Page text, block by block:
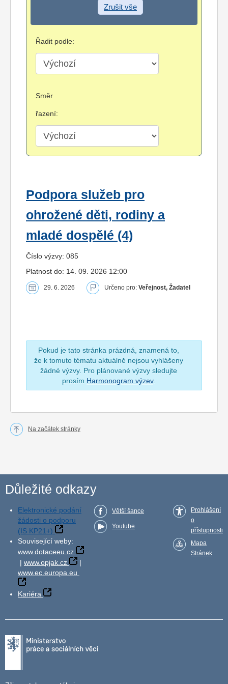
Zrušit vše
Řadit podle:
Směr
řazení:
Podpora služeb pro
ohrožené děti, rodiny a
mladé dospělé (4)
Číslo výzvy: 085
Platnost do: 14. 09. 2026 12:00
29. 6. 2026 Určeno pro: Veřejnost, Žadatel
Pokud je tato stránka prázdná, znamená to,
že k tomuto tématu aktuálně nejsou vyhlášeny
žádné výzvy. Pro plánované výzvy sledujte
prosím Harmonogram výzev.
Na začátek stránky
Důležité odkazy
Elektronické podání
žádosti o podporu
(IS KP21+)
Související weby:
www.dotaceeu.cz
| www.opjak.cz
|
www.ec.europa.eu
Kariéra
Větší šance
Youtube
Prohlášení
o
přístupnosti
Mapa
Stránek